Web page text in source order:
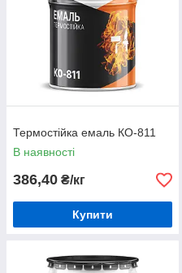
Термостійка емаль КО-811
В наявності
386,40 ₴/кг
Купити